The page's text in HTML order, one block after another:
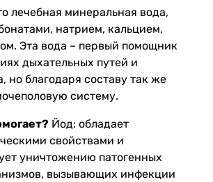
лечебная минеральная вода,
натрием, кальцием,
Эта вода – первый помощник
дыхательных путей и
но благодаря составу так же
систему.
Йод: обладает
свойствами и
уничтожению патогенных
вызывающих инфекции